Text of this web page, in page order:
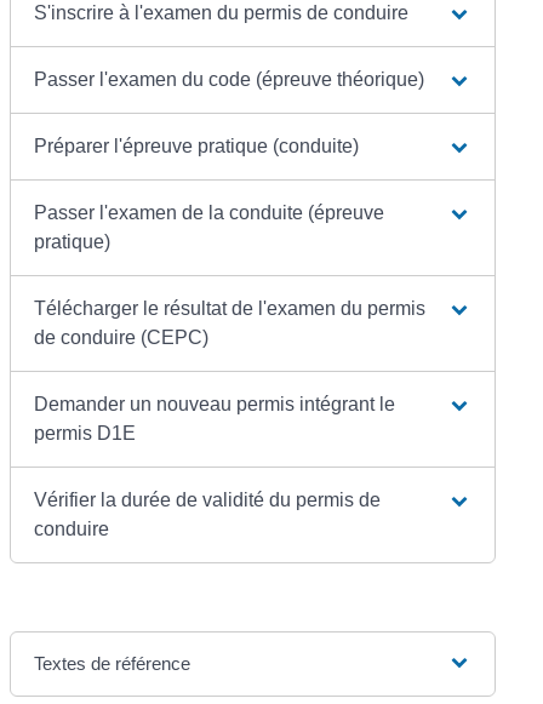
S'inscrire à l'examen du permis de conduire
Passer l'examen du code (épreuve théorique)
Préparer l'épreuve pratique (conduite)
Passer l'examen de la conduite (épreuve
pratique)
Télécharger le résultat de l'examen du permis
de conduire (CEPC)
Demander un nouveau permis intégrant le
permis D1E
Vérifier la durée de validité du permis de
conduire
Textes de référence